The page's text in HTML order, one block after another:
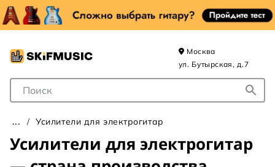
Поле для Поиска
Москва
ул. Бутырская, д.7
Усилители для электрогитар
Усилители для электрогитар